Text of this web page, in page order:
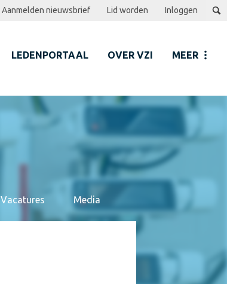
LEDENPORTAAL OVER VZI MEER
Aanmelden nieuwsbrief Lid worden Inloggen
Vacatures Media